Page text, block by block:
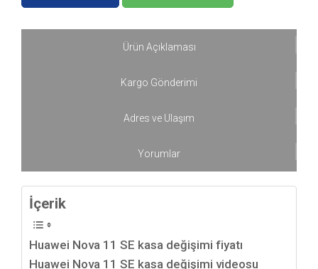
Ürün Açıklaması
Kargo Gönderimi
Adres ve Ulaşım
Yorumlar
İçerik
Huawei Nova 11 SE kasa değişimi fiyatı
Huawei Nova 11 SE kasa değişimi videosu